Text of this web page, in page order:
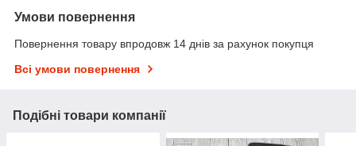
Умови повернення
Повернення товару впродовж 14 днів за рахунок покупця
Всі умови повернення
Подібні товари компанії